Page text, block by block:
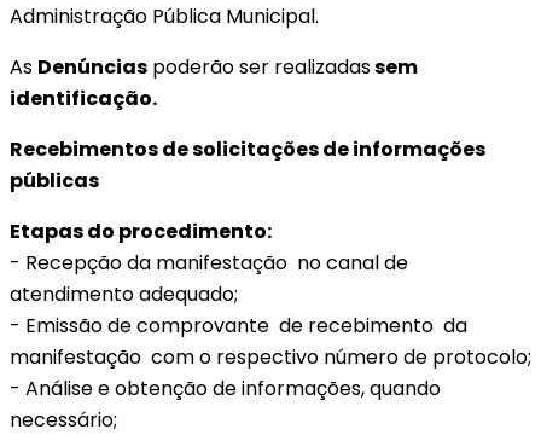
Administração Pública Municipal.
As Denúncias poderão ser realizadassem
identificação.
Recebimentos de solicitações de informações
públicas
Etapas do procedimento:
- Recepção da manifestação no canal de
atendimento adequado;
- Emissão de comprovante de recebimento da
manifestação com o respectivo número de protocolo;
- Análise e obtenção de informações, quando
necessário;